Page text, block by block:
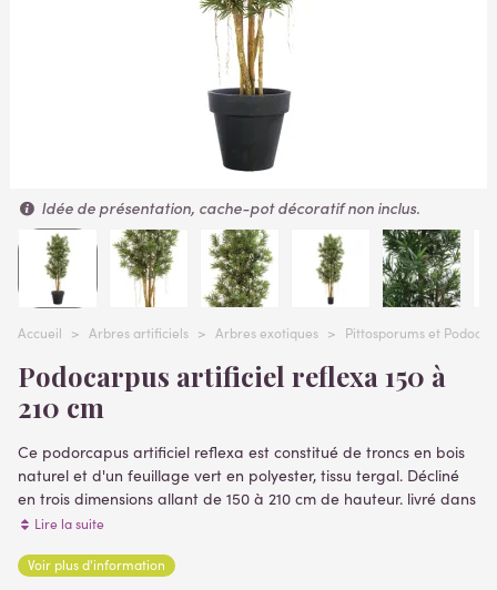
Idée de présentation, cache-pot décoratif non inclus.
Accueil > Arbres artificiels > Arbres exotiques > Pittosporums et
Podocarpus artificiel reflexa 150 à
210 cm
Ce podorcapus artificiel reflexa est constitué de troncs en bois
naturel et d'un feuillage vert en polyester, tissu tergal. Décliné
en trois dimensions allant de 150 à 210 cm de hauteur. livré dans
un pot PVC noir lesté servant de support de plantation, plantes
Lire la suite
Voir plus d'information